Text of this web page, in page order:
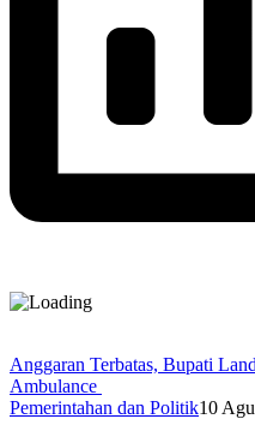
Anggaran Terbatas, Bupati
Ambulance
Pemerintahan dan Politik10